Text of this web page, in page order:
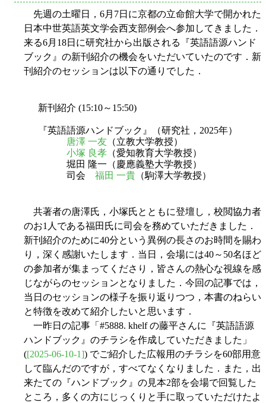
先週の土曜日，6月7日に京都の立命館大学で開かれた
日本中世英語英文学会西支部例会へ参加してきました．
来る6月18日に研究社から出版される『英語語源ハンド
ブック』の新刊紹介の機会をいただいていたのです．新
刊紹介のセッションは以下の通りでした．
新刊紹介 (15:10～15:50)
『英語語源ハンドブック』（研究社，2025年）
唐澤 一友 （立教大学教授）
小塚 良孝 （愛知教育大学教授）
堀田 隆一（慶應義塾大学教授）
司会 福田 一貴 （駒澤大学教授）
共著者の唐澤氏，小塚氏とともに登壇し，校閲協力者
のお1人である福田氏に司会を務めていただきました．
新刊紹介のために40分という異例の長さのお時間を賜わ
り，深く感謝いたします．当日，会場には40～50名ほど
の参加者が集まってくださり，皆さんの熱心な視線を感
じながらのセッションとなりました．今回の記事では，
当日のセッションの様子を振り返りつつ，本書のねらい
と特徴を改めて紹介したいと思います．
一昨日の記事「#5888. khelf の藤平さんに『英語語源
ハンドブック』のチラシを作成していただきました」
([2025-06-10-1]) でご紹介した広報用のチラシを60部用意
して臨んだのですが，すべてなくなりました．また，出
来たての『ハンドブック』の見本2部を会場で回覧した
ところ，多くの方にじっくりと手に取っていただけたよ